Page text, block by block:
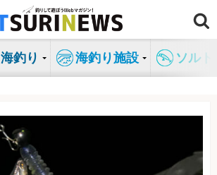
海釣り 海釣り施設 ソル